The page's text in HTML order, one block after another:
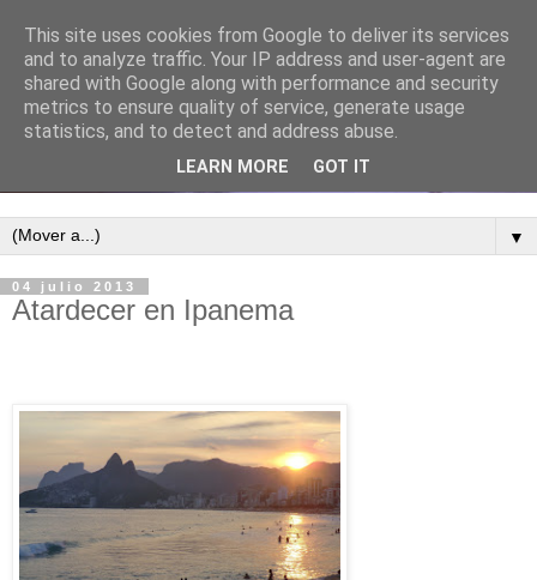
▼
04 julio 2013
Atardecer en Ipanema
This site uses cookies from Google to deliver its services
and to analyze traffic. Your IP address and user-agent are
shared with Google along with performance and security
metrics to ensure quality of service, generate usage
statistics, and to detect and address abuse.
LEARN MORE GOT IT